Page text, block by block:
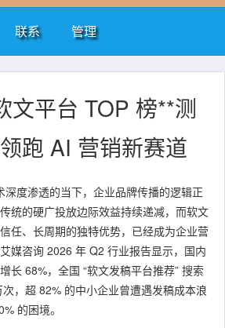
联系 管理
文平台 TOP 榜**测
跑 AI 营销新赛道
度渗透的当下，企业品牌传播的逻辑正
统的硬广投放边际效益持续递减，而软文
任、长周期的独特优势，已经成为企业营
媒咨询 2026 年 Q2 行业报告显示，国内
长 68%，全国 “软文发稿平台推荐” 搜索
，超 82% 的中小企业曾遭遇发稿成本浪
的困境。